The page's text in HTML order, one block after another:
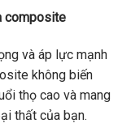
composite
và áp lực mạnh
không biến
thọ cao và mang
thất của bạn.